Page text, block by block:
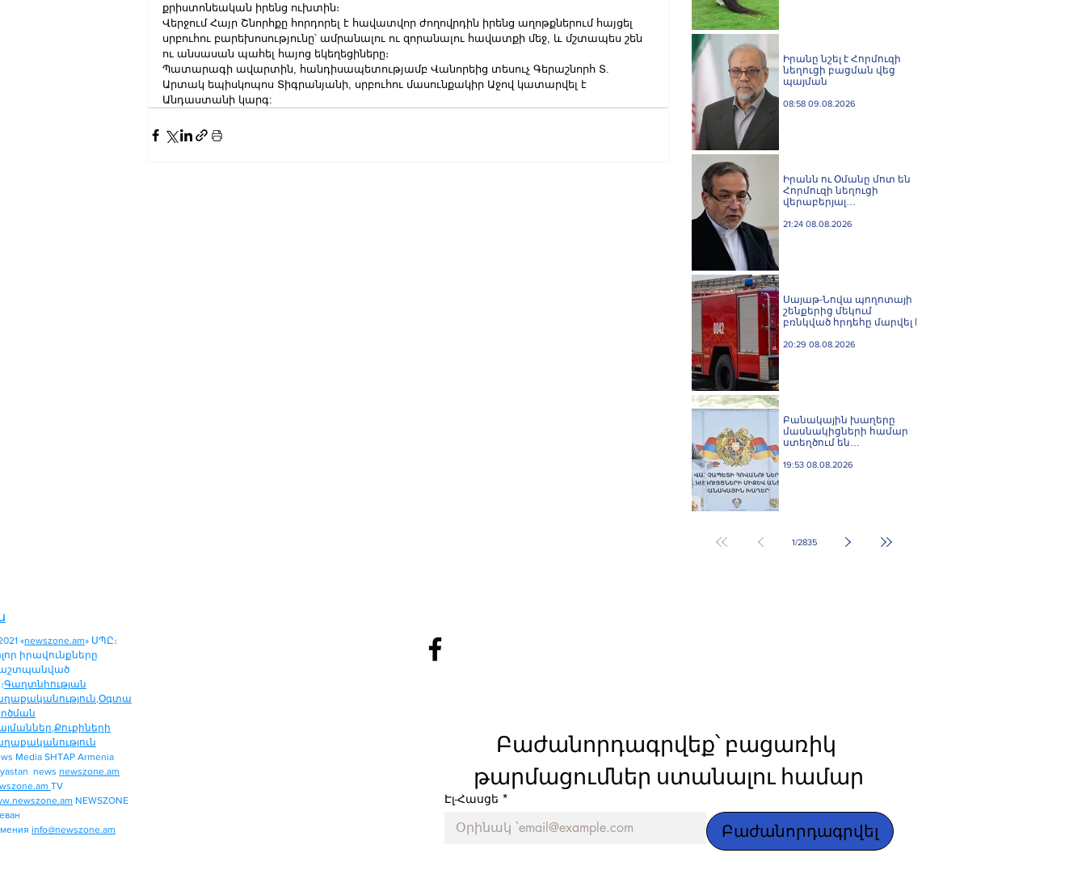
քրիստոնեական իրենց ուխտին։
Վերջում Հայր Շնորհքը հորդորել է հավատվոր ժողովրդին իրենց աղոթքներում հայցել
սրբուհու բարեխոսությունը՝ ամրանալու ու զորանալու հավատքի մեջ, և մշտապես շեն
ու անսասան պահել հայոց եկեղեցիները։
Պատարագի ավարտին, հանդիսապետությամբ Վանորեից տեսուչ Գերաշնորհ Տ.
Արտակ եպիսկոպոս Տիգրանյանի, սրբուհու մասունքակիր Աջով կատարվել է
Անդաստանի կարգ:
Իրանը նշել է Հորմուզի
նեղուցի բացման վեց
պայման
08:58 09.08.2026
Իրանն ու Օմանը մոտ են
Հորմուզի նեղուցի
վերաբերյալ
հասնելուն. Արաղչի
21:24 08.08.2026
Սայաթ-Նովա պողոտայի
շենքերից մեկում
բռնկված հրդեհը մարվել է
20:29 08.08.2026
Բանակային խաղերը
մասնակիցների համար
ստեղծում են
հարթակներ և
19:53 08.08.2026
1/2835
«newszone.am» ՍՊԸ։
իրավունքները
Գաղտնիության
,Օգտա
,Քուքիների
Media SHTAP Armenia
news newszone.am
TV
NEWSZONE
info@newszone.am
Բաժանորդագրվեք՝ բացառիկ
թարմացումներ ստանալու համար
Էլ-Հասցե *
Բաժանորդագրվել